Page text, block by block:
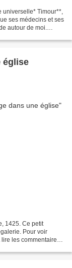
universelle* Timour**,
ses médecins et ses
autour de moi.
église
1425. Ce petit
Pour voir
les commentaires